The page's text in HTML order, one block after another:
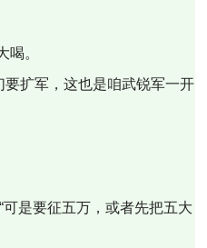
喝。
扩军，这也是咱武锐军一开
是要征五万，或者先把五大